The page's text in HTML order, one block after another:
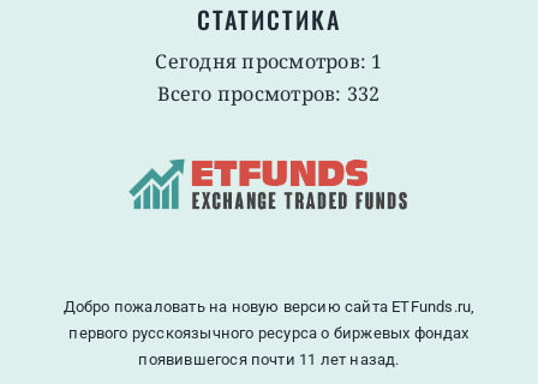
СТАТИСТИКА
Сегодня просмотров: 1
Всего просмотров: 332
Добро пожаловать на новую версию сайта ETFunds.ru,
первого русскоязычного ресурса о биржевых фондах
появившегося почти 11 лет назад.